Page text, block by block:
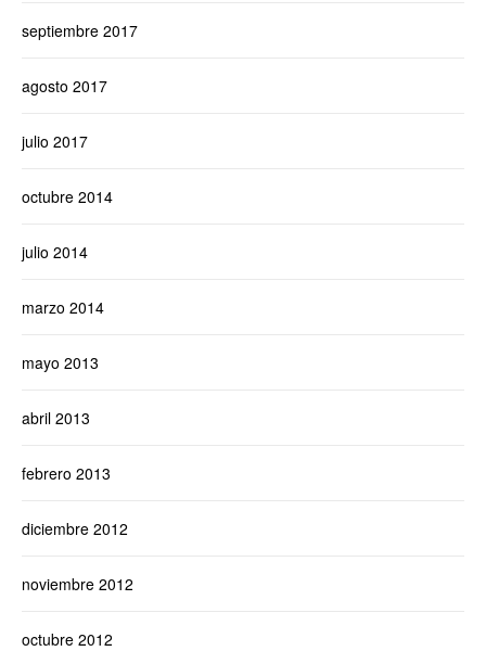
septiembre 2017
agosto 2017
julio 2017
octubre 2014
julio 2014
marzo 2014
mayo 2013
abril 2013
febrero 2013
diciembre 2012
noviembre 2012
octubre 2012